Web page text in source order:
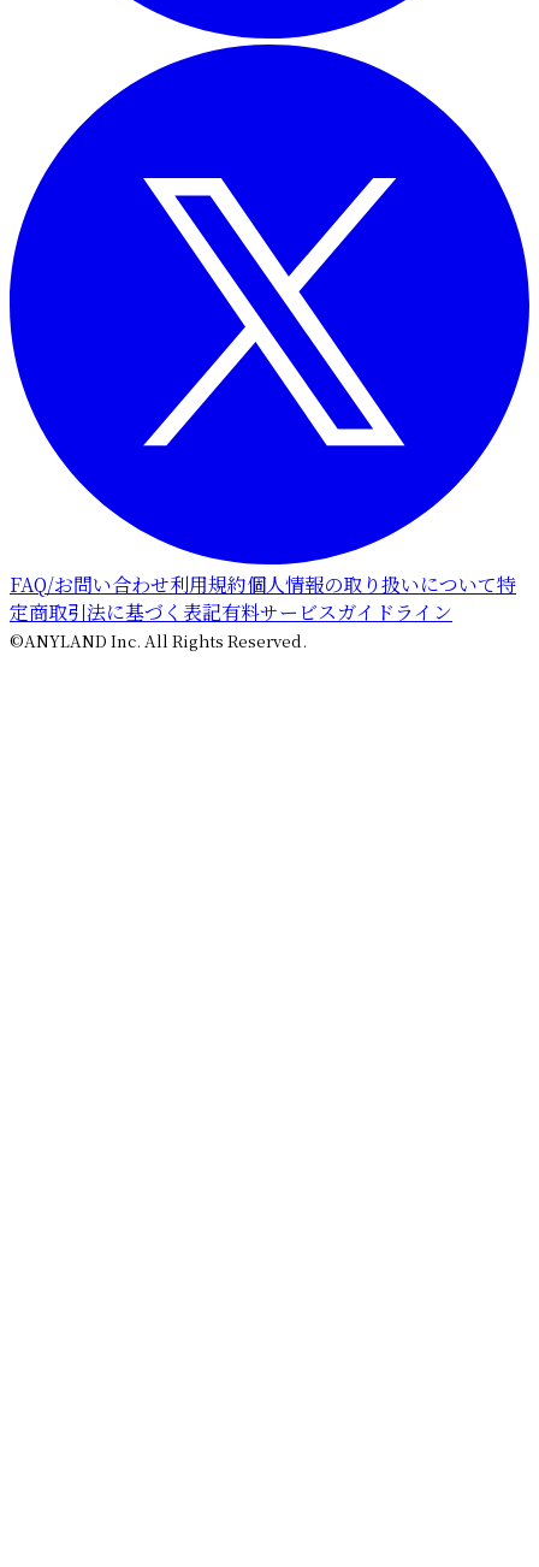
FAQ/お問い合わせ利用規約個人情報の取り扱いについて特
定商取引法に基づく表記有料サービスガイドライン
©ANYLAND Inc. All Rights Reserved.